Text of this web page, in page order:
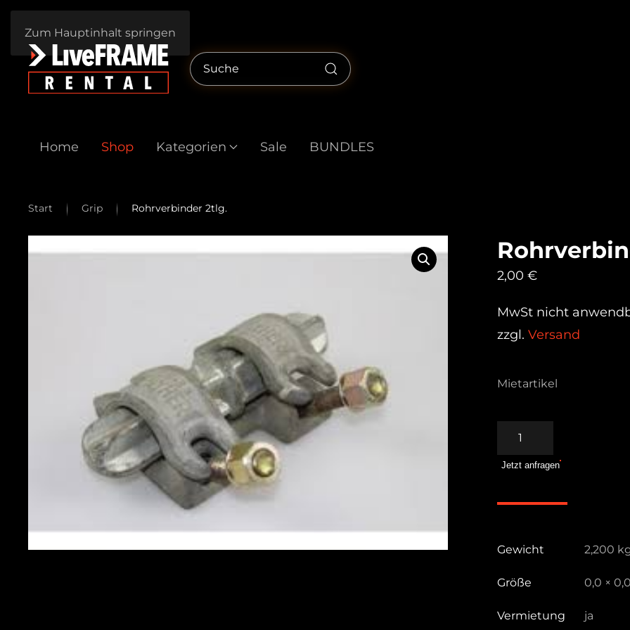
Zum Hauptinhalt springen
Home Shop Kategorien Sale BUNDLES
Start Grip Rohrverbinder 2tlg.
2,00 €
MwSt nicht
zzgl. Versand
Mietartikel
Menge
Jetzt anfragen
Gewicht 2,200
Größe 0,0 ×
Vermietung ja